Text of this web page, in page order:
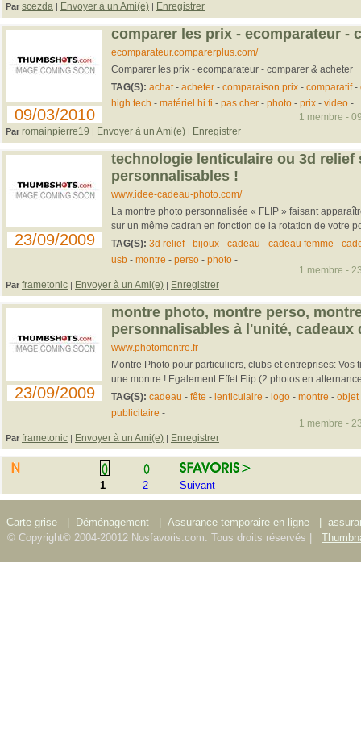
Par scezda | Envoyer à un Ami(e) | Enregistrer
09/03/2010
comparer les prix - ecomparateur -
ecomparateur.comparerplus.com/
Comparer les prix - ecomparateur - comparer & acheter
TAG(S): achat- acheter- comparaison prix- comparatif-
high tech - matériel hi fi - pas cher- photo- prix- video-
Par romainpierre19 | Envoyer à un Ami(e) | Enregistrer
1 membre -
23/09/2009
technologie lenticulaire ou 3d relief
personnalisables !
www.idee-cadeau-photo.com/
La montre photo personnalisée « FLIP » faisant
sur un même cadran en fonction de la rotation de votre
TAG(S): 3d relief- bijoux- cadeau - cadeau femme -
usb- montre - perso- photo-
Par frametonic | Envoyer à un Ami(e) | Enregistrer
1 membre -
23/09/2009
montre photo, montre perso,
personnalisables à l'unité, cadeaux
www.photomontre.fr
Montre Photo pour particuliers, clubs et entreprises: Vos
une montre ! Egalement Effet Flip (2 photos en
TAG(S): cadeau - fête - lenticulaire - logo- montre - objet
publicitaire -
Par frametonic | Envoyer à un Ami(e) | Enregistrer
1 membre -
1 2 Suivant
Carte grise Déménagement Assurance temporaire en ligne
© Copyright© 2004-20012 Nosfavoris.com. Tous droits réservés |